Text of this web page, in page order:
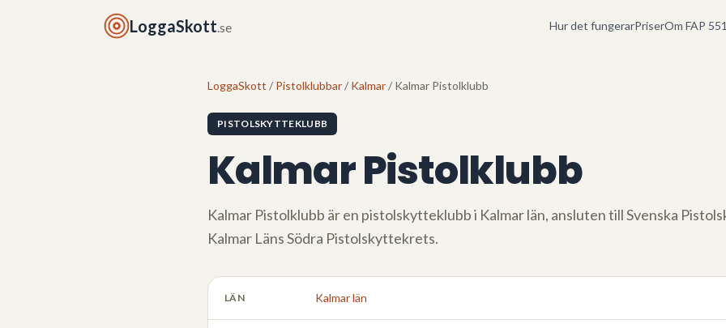
LoggaSkott.se Hur det fungerarPriserOm FAP
LoggaSkott / Pistolklubbar/ Kalmar/ Kalmar Pistolklubb
PISTOLSKYTTEKLUBB
Kalmar Pistolklubb
Kalmar Pistolklubb är en pistolskytteklubb i Kalmar län, ansluten till Svenska
Kalmar Läns Södra Pistolskyttekrets.
LÄN Kalmar län